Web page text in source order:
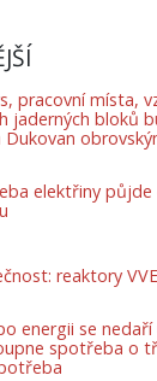
pracovní místa,
jaderných bloků
Dukovan
elektřiny
reaktory
energii se
spotřeba o